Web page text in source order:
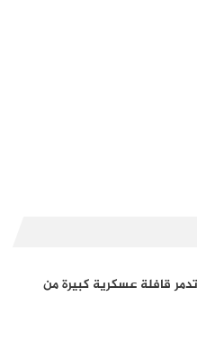
قافلة عسكرية كبيرة من